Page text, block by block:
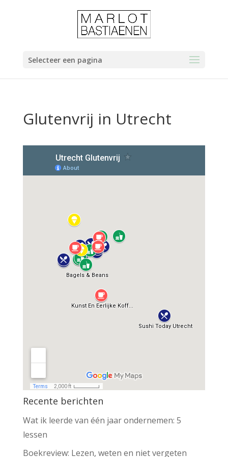
Selecteer een pagina
Glutenvrij in Utrecht
Recente berichten
Wat ik leerde van één jaar ondernemen: 5
lessen
Boekreview: Lezen, weten en niet vergeten